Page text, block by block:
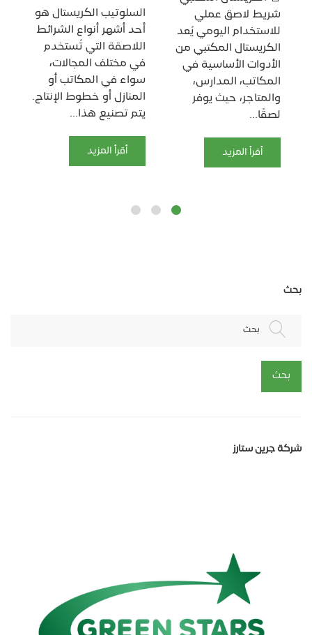
شريط لاصق عملي
للاستخدام اليومي يُعد
الكريستال المكتبي من
الأدوات الأساسية في
المكاتب، المدارس،
والمتاجر، حيث يوفر
لصقًا...
أقرأ المزيد
السلوتيب الكريستال هو
أحد أشهر أنواع الشرائط
اللاصقة التي تُستخدم
في مختلف المجالات،
سواء في المكاتب أو
المنازل أو خطوط الإنتاج.
يتم تصنيع هذا...
أقرأ المزيد
بحث
بحث
بحث
شركة جرين ستارز